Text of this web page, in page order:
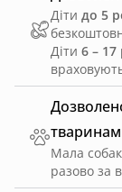
Мала
разово за
Діти до 5
Діти 6 – 17